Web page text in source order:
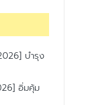
บำรุง
อิ่มคุ้ม